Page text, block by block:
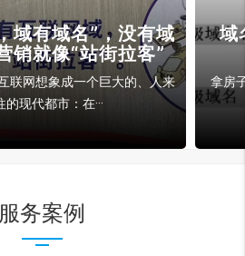
域有域名”，没有域
销就像“站街拉客”
联网想象成一个巨大的、人来
的现代都市：在···
域
拿房
服务案例